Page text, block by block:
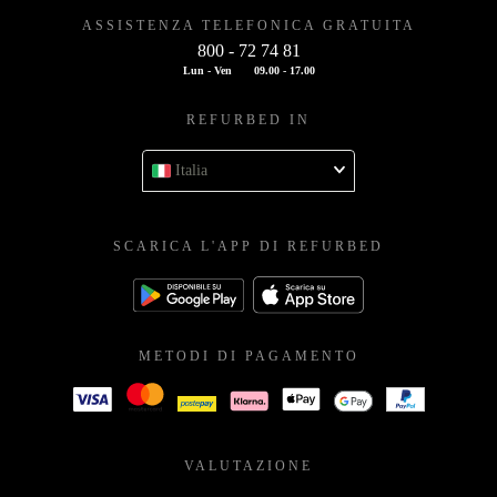
ASSISTENZA TELEFONICA GRATUITA
800 - 72 74 81
Lun - Ven 09.00 - 17.00
REFURBED IN
Italia
SCARICA L'APP DI REFURBED
METODI DI PAGAMENTO
VALUTAZIONE